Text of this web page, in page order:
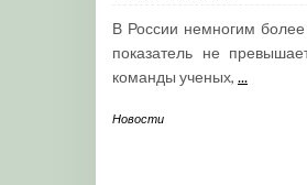
В России немногим
показатель не
команды ученых, ...
Новости